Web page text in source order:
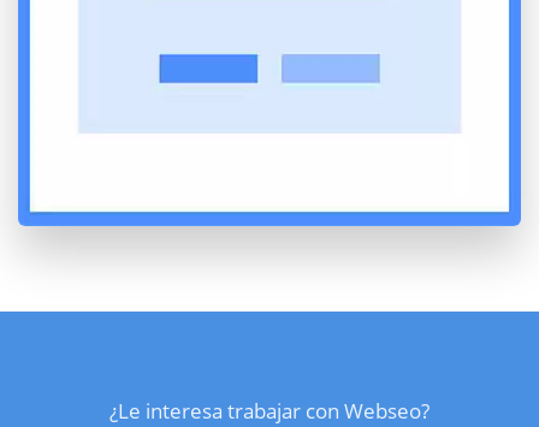
¿Le interesa trabajar con Webseo?